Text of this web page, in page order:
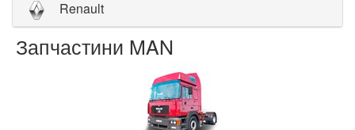
Renault
Запчастини MAN